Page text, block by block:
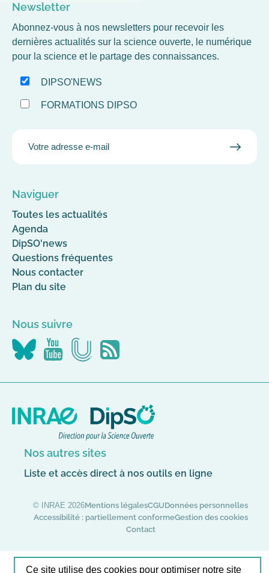
Newsletter
Abonnez-vous à nos newsletters pour recevoir les
dernières actualités sur la science ouverte, le numérique
pour la science et le partage des connaissances.
DIPSO'NEWS
FORMATIONS DIPSO
Naviguer
Toutes les actualités
Agenda
DipSO'news
Questions fréquentes
Nous contacter
Plan du site
Nous suivre
Nous
suivre
Nous
suivre
Nous
suivre
Flus
RSS
Nos autres sites
Liste et accès direct à nos outils en ligne
© INRAE 2026Mentions légalesCGUDonnées personnelles
Accessibilité : partiellement conformeGestion des cookies
Contact
Ce site utilise des cookies pour optimiser notre site